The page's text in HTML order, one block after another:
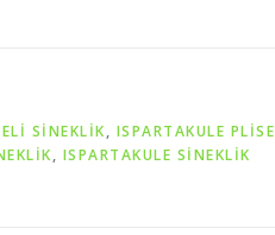
SİNEKLİK, ISPARTAKULE PLİSE
, ISPARTAKULE SİNEKLİK